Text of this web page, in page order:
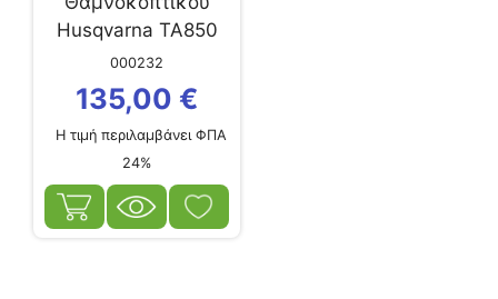
Husqvarna TA850
για 325LDX
000232
135,00 €
Η τιμή περιλαμβάνει ΦΠΑ
24%